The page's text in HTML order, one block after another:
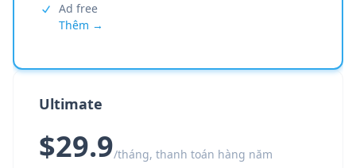
Ad free
Thêm →
Ultimate
$29.9/tháng, thanh toán hàng năm